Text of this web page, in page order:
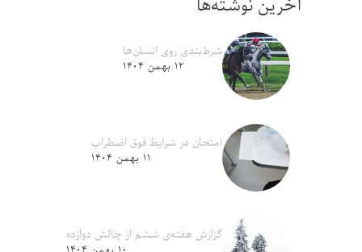
آخرین نوشته‌ها
شرط‌بندی روی انسان‌ها
۱۲ بهمن ۱۴۰۴
امتحان در شرایط فوق اضطراب
۱۱ بهمن ۱۴۰۴
گزارش هفته‌ی ششم از چالش دوازده